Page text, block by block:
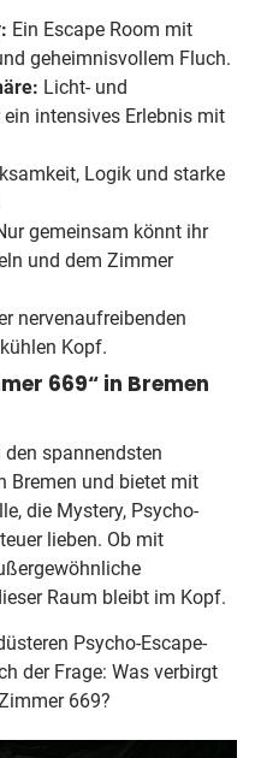
Ein Escape Room mit
geheimnisvollem Fluch.
Licht- und
intensives Erlebnis mit
Logik und starke
gemeinsam könnt ihr
und dem Zimmer
nervenaufreibenden
Kopf.
669“ in Bremen
den spannendsten
Bremen und bietet mit
die Mystery, Psycho-
lieben. Ob mit
Raum bleibt im Kopf.
Psycho-Escape-
der Frage: Was verbirgt
669?